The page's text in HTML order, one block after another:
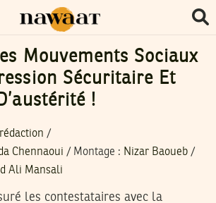
Mouvements Sociaux
Sécuritaire Et
!
/
Chennaoui / Montage : Nizar Baoueb /
Ali Mansali
les contestataires avec la